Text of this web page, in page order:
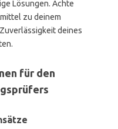
Lösungen. Achte
zu deinem
deines
für den